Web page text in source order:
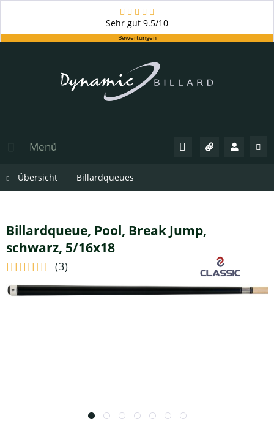
Sehr gut 9.5/10
Bewertungen
Menü
Übersicht Billardqueues
Billardqueue, Pool, Break Jump,
schwarz, 5/16x18
(3)